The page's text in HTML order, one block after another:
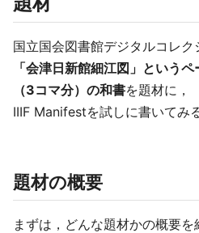
国立国会図書館デジタルコレク
「会津日新館細江図」という
（3コマ分）の和書を題材に，
IIIF Manifestを試しに書いてみ
題材の概要
まずは，どんな題材かの概要を